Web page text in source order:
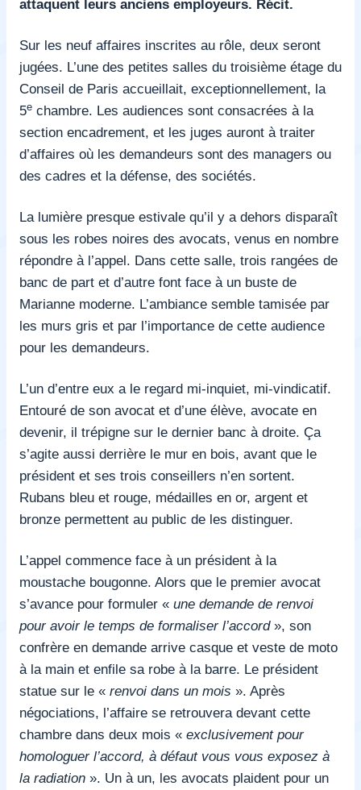
attaquent leurs anciens employeurs. Récit.
Sur les neuf affaires inscrites au rôle, deux seront
jugées. L’une des petites salles du troisième étage du
Conseil de Paris accueillait, exceptionnellement, la
5e chambre. Les audiences sont consacrées à la
section encadrement, et les juges auront à traiter
d’affaires où les demandeurs sont des managers ou
des cadres et la défense, des sociétés.
La lumière presque estivale qu’il y a dehors disparaît
sous les robes noires des avocats, venus en nombre
répondre à l’appel. Dans cette salle, trois rangées de
banc de part et d’autre font face à un buste de
Marianne moderne. L’ambiance semble tamisée par
les murs gris et par l’importance de cette audience
pour les demandeurs.
L’un d’entre eux a le regard mi-inquiet, mi-vindicatif.
Entouré de son avocat et d’une élève, avocate en
devenir, il trépigne sur le dernier banc à droite. Ça
s’agite aussi derrière le mur en bois, avant que le
président et ses trois conseillers n’en sortent.
Rubans bleu et rouge, médailles en or, argent et
bronze permettent au public de les distinguer.
L’appel commence face à un président à la
moustache bougonne. Alors que le premier avocat
s’avance pour formuler « une demande de renvoi
pour avoir le temps de formaliser l’accord», son
confrère en demande arrive casque et veste de moto
à la main et enfile sa robe à la barre. Le président
statue sur le « renvoi dans un mois ». Après
négociations, l’affaire se retrouvera devant cette
chambre dans deux mois « exclusivement pour
homologuer l’accord, à défaut vous vous exposez à
la radiation ». Un à un, les avocats plaident pour un